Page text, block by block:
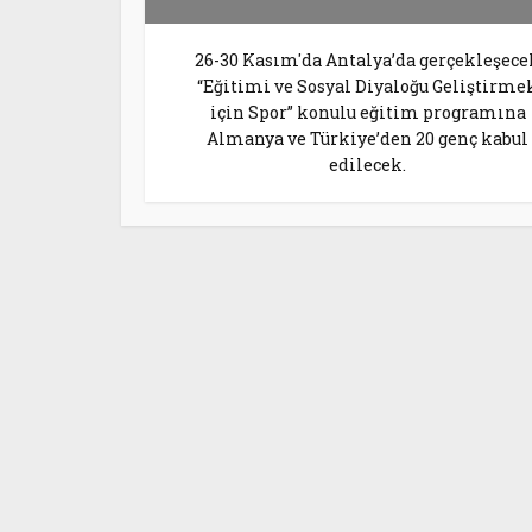
26-30 Kasım'da Antalya’da
“Eğitimi ve Sosyal Diyaloğu
için Spor” konulu eğitim programına
Almanya ve Türkiye’den 20 genç kabul
edilecek.